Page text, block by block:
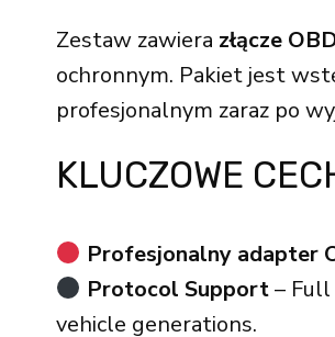
Zestaw zawiera złącze
ochronnym. Pakiet jest
profesjonalnym zaraz po
KLUCZOWE
Profesjonalny adapter
Protocol Support– Full
vehicle generations.